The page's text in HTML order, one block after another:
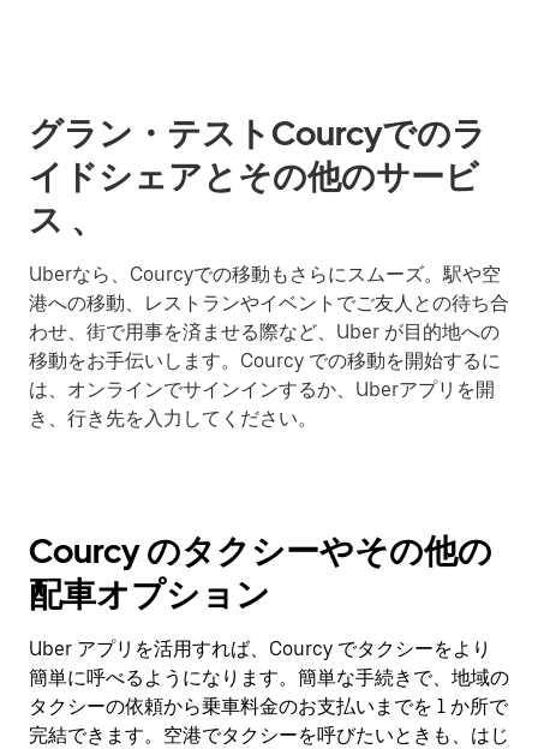
グラン・テストCourcyでのラ
イドシェアとその他のサービ
ス 、
Uberなら、Courcyでの移動もさらにスムーズ。駅や空
港への移動、レストランやイベントでご友人との待ち合
わせ、街で用事を済ませる際など、Uber が目的地への
移動をお手伝いします。Courcy での移動を開始するに
は、オンラインでサインインするか、Uberアプリを開
き、行き先を入力してください。
Courcy のタクシーやその他の
配車オプション
Uber アプリを活用すれば、Courcy でタクシーをより
簡単に呼べるようになります。簡単な手続きで、地域の
タクシーの依頼から乗車料金のお支払いまでを 1 か所で
完結できます。空港でタクシーを呼びたいときも、はじ